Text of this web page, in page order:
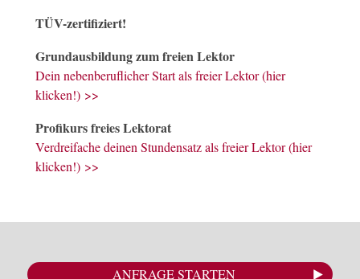
TÜV-zertifiziert!
Grundausbildung zum freien Lektor
Dein nebenberuflicher Start als freier Lektor (hier
klicken!) >>
Profikurs freies Lektorat
Verdreifache deinen Stundensatz als freier Lektor (hier
klicken!) >>
ANFRAGE STARTEN